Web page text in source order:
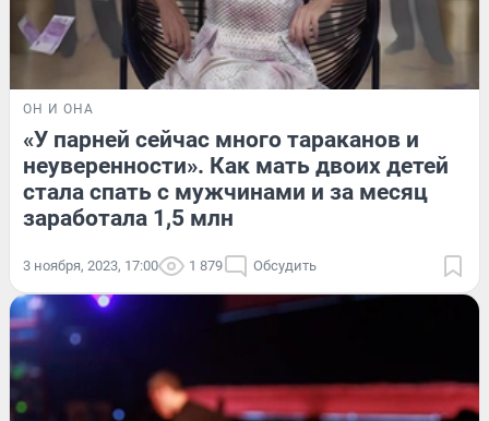
ОН И ОНА
«У парней сейчас много тараканов и
неуверенности». Как мать двоих детей
стала спать с мужчинами и за месяц
заработала 1,5 млн
3 ноября, 2023, 17:00 1 879 Обсудить